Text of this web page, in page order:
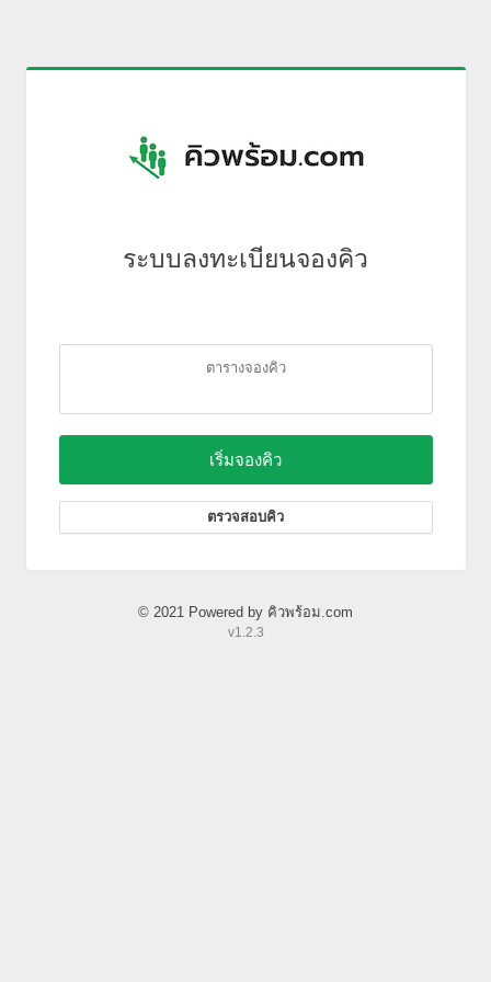
ระบบลงทะเบียนจองคิว
ตารางจองคิว
เริ่มจองคิว
ตรวจสอบคิว
© 2021 Powered by คิวพร้อม.com
v1.2.3